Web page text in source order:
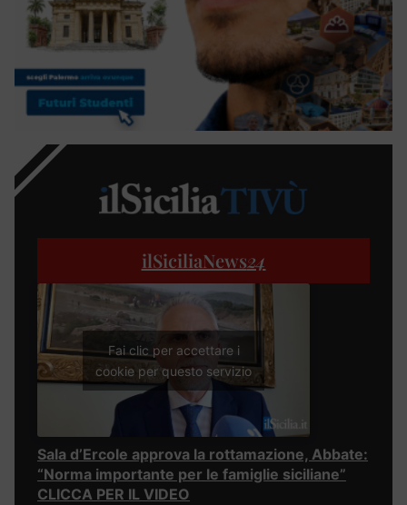
ilSiciliaNews24
Fai clic per accettare i
cookie per questo servizio
Sala d’Ercole approva la rottamazione, Abbate:
“Norma importante per le famiglie siciliane”
CLICCA PER IL VIDEO